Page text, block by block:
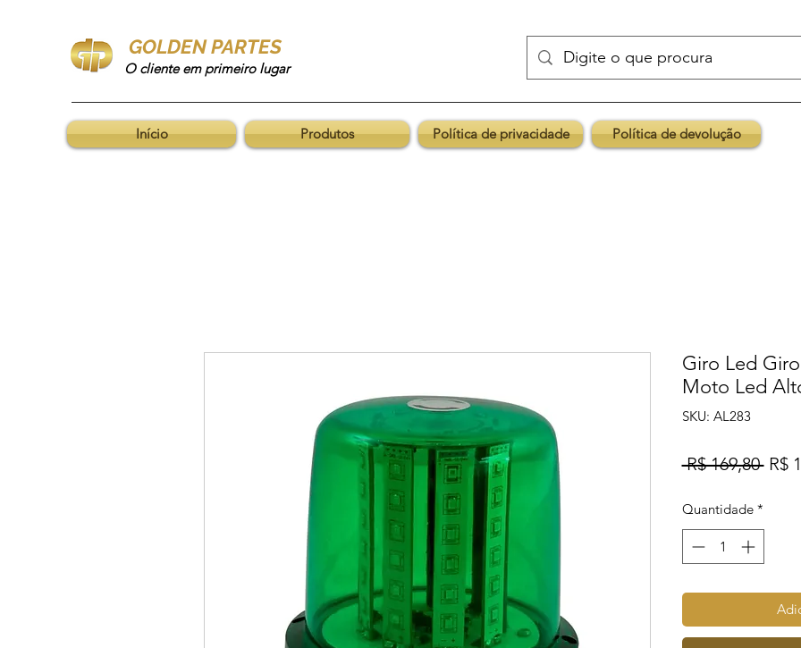
GOLDEN PARTES
O cliente em primeiro lugar
Início Produtos Política de privacidade Política de devolução
Giro Led
Moto Led
SKU: AL283
R$ 169,80 R$
Quantidade *